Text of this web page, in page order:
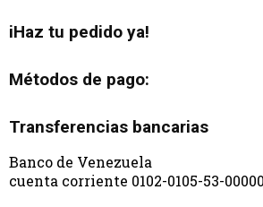
iHaz tu pedido ya!
Métodos de pago:
Transferencias bancarias
Banco de Venezuela
cuenta corriente 0102-0105-53-